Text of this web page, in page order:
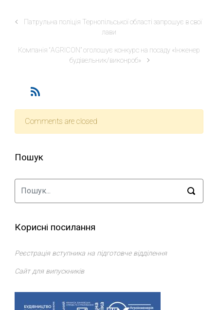
Патрульна поліція Тернопільської області запрошує в свої
лави
Компанія “AGRICON” оголошує конкурс на посаду «Інженер
будівельник/виконроб»
Comments are closed
Пошук
Корисні посилання
Реєстрація вступника на підготовче відділення
Сайт для випускників